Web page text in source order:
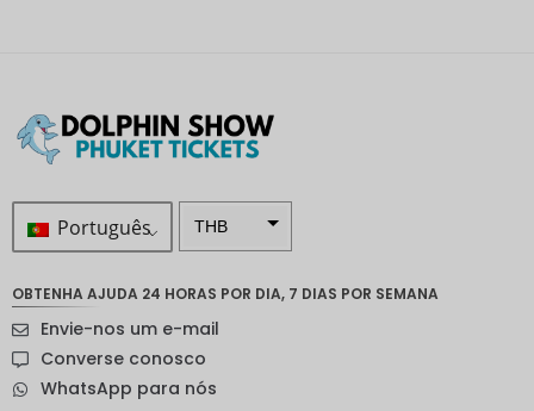
Português THB
sueca
neozelan
OBTENHA AJUDA 24 HORAS POR DIA, 7 DIAS POR SEMANA
Envie-nos um e-mail
Converse conosco
WhatsApp para nós